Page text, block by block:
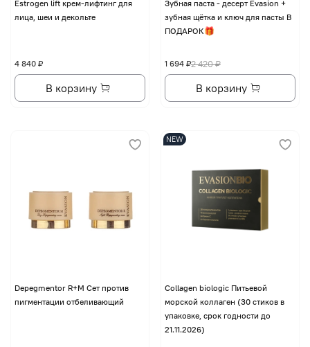
Еstrogen lift крем-лифтинг для
лица, шеи и декольте
4 840 ₽
В корзину
Зубная паста - десерт Evasion +
зубная щётка и ключ для пасты В
ПОДАРОК🎁
2 420 ₽
1 694 ₽
В корзину
Depegmentor R+M Сет против
пигментации отбеливающий
NEW
Collagen biologic Питьевой
морской коллаген (30 стиков в
упаковке, срок годности до
21.11.2026)